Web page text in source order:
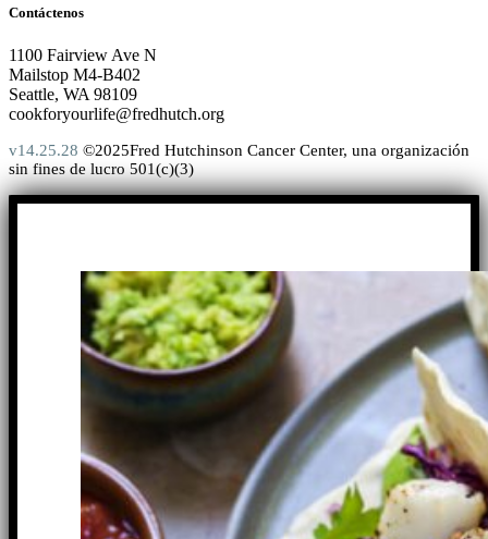
Contáctenos
1100 Fairview Ave N
Mailstop M4-B402
Seattle, WA 98109
cookforyourlife@fredhutch.org
v14.25.28 ©2025Fred Hutchinson Cancer Center, una organización
sin fines de lucro 501(c)(3)